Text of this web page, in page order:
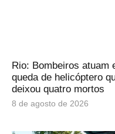
Rio: Bombeiros atuam
queda de helicóptero
deixou quatro mortos
8 de agosto de 2026